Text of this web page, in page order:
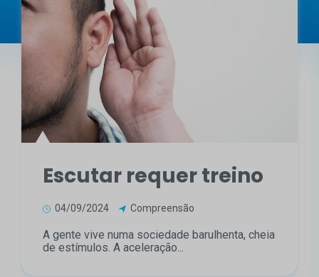
Escutar requer treino
04/09/2024 Compreensão
A gente vive numa sociedade barulhenta, cheia
de estímulos. A aceleração...